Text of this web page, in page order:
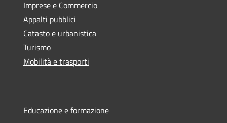
Imprese e Commercio
Appalti pubblici
Catasto e urbanistica
Turismo
Mobilità e trasporti
Educazione e formazione